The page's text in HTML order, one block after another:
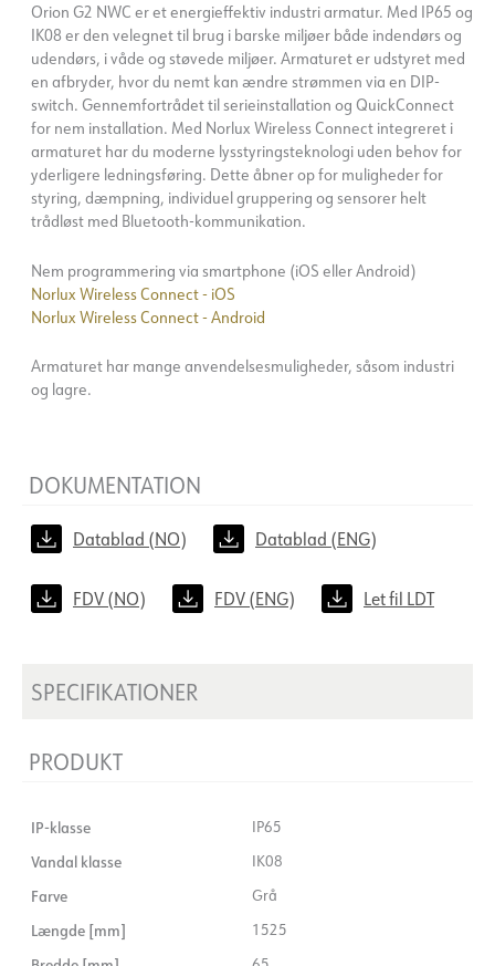
Orion G2 NWC er et energieffektiv industri armatur. Med IP65 og
IK08 er den velegnet til brug i barske miljøer både indendørs og
udendørs, i våde og støvede miljøer. Armaturet er udstyret med
en afbryder, hvor du nemt kan ændre strømmen via en DIP-
switch. Gennemfortrådet til serieinstallation og QuickConnect
for nem installation. Med Norlux Wireless Connect integreret i
armaturet har du moderne lysstyringsteknologi uden behov for
yderligere ledningsføring. Dette åbner op for muligheder for
styring, dæmpning, individuel gruppering og sensorer helt
trådløst med Bluetooth-kommunikation.
Nem programmering via smartphone (iOS eller Android)
Norlux Wireless Connect - iOS
Norlux Wireless Connect - Android
Armaturet har mange anvendelsesmuligheder, såsom industri
og lagre.
DOKUMENTATION
Datablad (NO) Datablad (ENG)
FDV (NO) FDV (ENG) Let fil LDT
SPECIFIKATIONER
PRODUKT
IP-klasse IP65
Vandal klasse IK08
Farve Grå
Længde [mm] 1525